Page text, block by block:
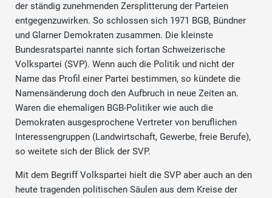
der ständig zunehmenden Zersplitterung der Parteien
entgegenzuwirken. So schlossen sich 1971 BGB, Bündner
und Glarner Demokraten zusammen. Die kleinste
Bundesratspartei nannte sich fortan Schweizerische
Volkspartei (SVP). Wenn auch die Politik und nicht der
Name das Profil einer Partei bestimmen, so kündete die
Namensänderung doch den Aufbruch in neue Zeiten an.
Waren die ehemaligen BGB-Politiker wie auch die
Demokraten ausgesprochene Vertreter von beruflichen
Interessengruppen (Landwirtschaft, Gewerbe, freie Berufe),
so weitete sich der Blick der SVP.
Mit dem Begriff Volkspartei hielt die SVP aber auch an den
heute tragenden politischen Säulen aus dem Kreise der